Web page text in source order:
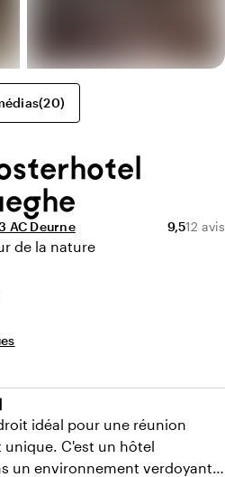
(20)
AC Deurne Note
9,512 avis
de la nature
idéal pour une réunion
C'est un hôtel
un environnement verdoyant